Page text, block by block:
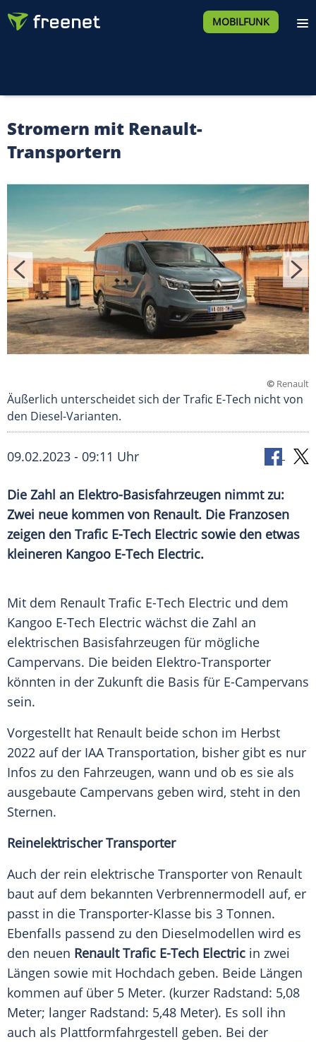
MOBILFUNK
Stromern mit Renault-
Transportern
© Renault
Äußerlich unterscheidet sich der Trafic E-Tech nicht von
den Diesel-Varianten.
09.02.2023 - 09:11 Uhr
Die Zahl an Elektro-Basisfahrzeugen nimmt zu:
Zwei neue kommen von Renault. Die Franzosen
zeigen den Trafic E-Tech Electric sowie den etwas
kleineren Kangoo E-Tech Electric.
Mit dem Renault Trafic E-Tech Electric und dem
Kangoo E-Tech Electric wächst die Zahl an
elektrischen Basisfahrzeugen für mögliche
Campervans. Die beiden Elektro-Transporter
könnten in der Zukunft die Basis für E-Campervans
sein.
Vorgestellt hat Renault beide schon im Herbst
2022 auf der IAA Transportation, bisher gibt es nur
Infos zu den Fahrzeugen, wann und ob es sie als
ausgebaute Campervans geben wird, steht in den
Sternen.
Reinelektrischer Transporter
Auch der rein elektrische Transporter von Renault
baut auf dem bekannten Verbrennermodell auf, er
passt in die Transporter-Klasse bis 3 Tonnen.
Ebenfalls passend zu den Dieselmodellen wird es
den neuen RenaultTrafic E-Tech Electric in zwei
Längen sowie mit Hochdach geben. Beide Längen
kommen auf über 5 Meter. (kurzer Radstand: 5,08
Meter; langer Radstand: 5,48 Meter). Es soll ihn
auch als Plattformfahrgestell geben. Bei der